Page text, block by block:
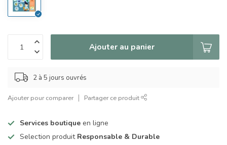
Ajouter au panier
2 à 5 jours ouvrés
Ajouter pour comparer Partager ce produit
Services boutique en ligne
Selection produit Responsable & Durable